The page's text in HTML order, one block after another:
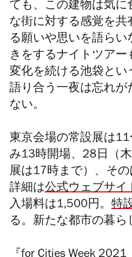
ても、この建物は気
な街に対する感覚を共
る願いや思いを語ら
きをするナイトツア
変化を続ける池袋とい
語り合う一夜は忘れが
ない。
東京会場の常設展は
み13時開場、28日（
展は17時まで）、そ
詳細は公式ウェブサイ
入場料は1,500円。 特
る。新たな都市の暮ら